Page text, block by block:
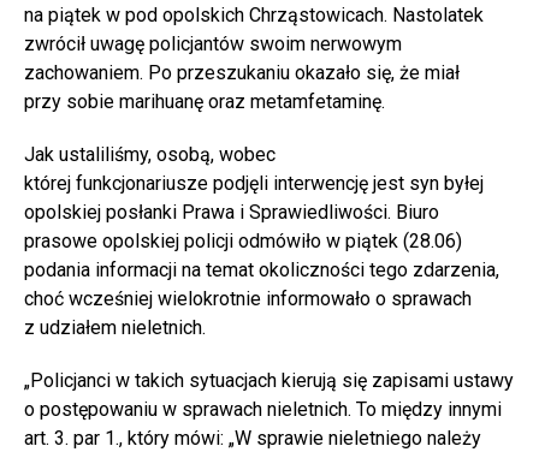
na piątek w pod opolskich Chrząstowicach. Nastolatek
zwrócił uwagę policjantów swoim nerwowym
zachowaniem. Po przeszukaniu okazało się, że miał
przy sobie marihuanę oraz metamfetaminę.
Jak ustaliliśmy, osobą, wobec
której funkcjonariusze podjęli interwencję jest syn byłej
opolskiej posłanki Prawa i Sprawiedliwości. Biuro
prasowe opolskiej policji odmówiło w piątek (28.06)
podania informacji na temat okoliczności tego zdarzenia,
choć wcześniej wielokrotnie informowało o sprawach
z udziałem nieletnich.
„Policjanci w takich sytuacjach kierują się zapisami ustawy
o postępowaniu w sprawach nieletnich. To między innymi
art. 3. par 1., który mówi: „W sprawie nieletniego należy